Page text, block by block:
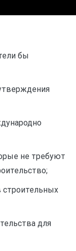
бы
не требуют
строительных
для